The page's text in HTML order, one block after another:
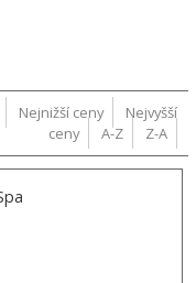
Nejnižší ceny
Nejvyšší
ceny
A-Z Z-A